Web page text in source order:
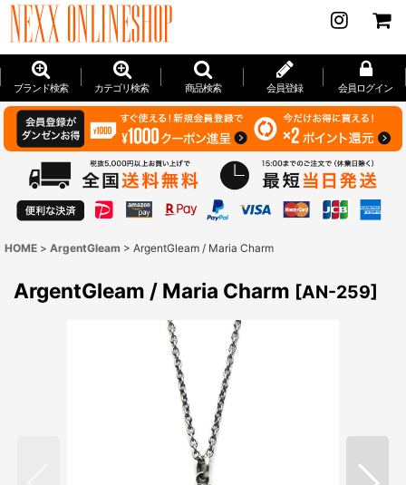
ブランド検索 カテゴリ検索 商品検索 会員登録 会員ログイン
HOME > ArgentGleam > ArgentGleam / Maria Charm
ArgentGleam / Maria Charm [AN-259]